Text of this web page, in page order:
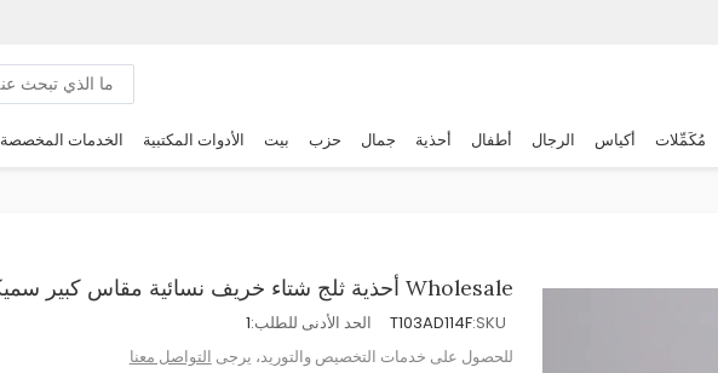
مُكَمِّلات أكياس الرجال أطفال أحذية جمال حزب بيت الأدوات المكتبية الخدمات المخصصة
Wholesale أحذية ثلج شتاء خريف نسائية مقاس كبير سميكة دافئة بحزام
SKU:
T103AD114F الحد الأدنى للطلب:1
للحصول على خدمات التخصيص والتوريد، يرجى التواصل معنا